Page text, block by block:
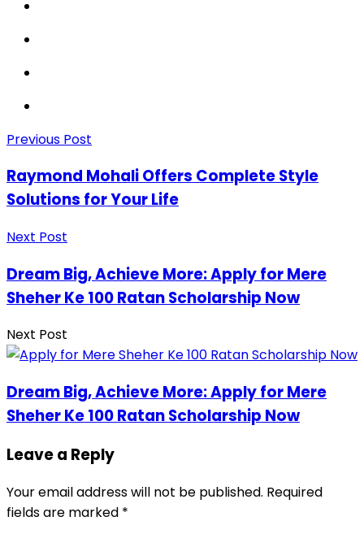
Previous Post
Raymond Mohali Offers Complete Style
Solutions for Your Life
Next Post
Dream Big, Achieve More: Apply for Mere
Sheher Ke 100 Ratan Scholarship Now
Next Post
Dream Big, Achieve More: Apply for Mere
Sheher Ke 100 Ratan Scholarship Now
Leave a Reply
Your email address will not be published. Required
fields are marked *